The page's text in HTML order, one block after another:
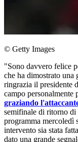
© Getty Images
"Sono davvero felice
che ha dimostrato una
ringrazia il presidente
campo personalmente
graziando
semifinale di ritorno di
programma mercoledì
intervento sia stata
dato una grande